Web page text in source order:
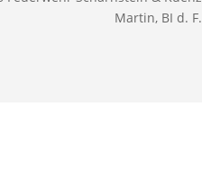
Martin, BI d. F.